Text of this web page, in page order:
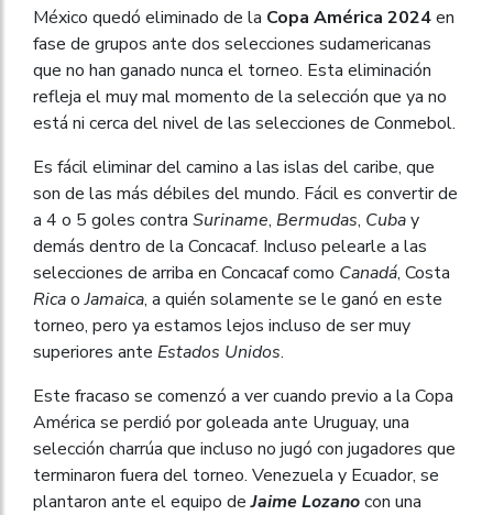
México quedó eliminado de la Copa América 2024en
fase de grupos ante dos selecciones sudamericanas
que no han ganado nunca el torneo. Esta eliminación
refleja el muy mal momento de la selección que ya no
está ni cerca del nivel de las selecciones de Conmebol.
Es fácil eliminar del camino a las islas del caribe, que
son de las más débiles del mundo. Fácil es convertir de
a 4 o 5 goles contra Suriname, Bermudas, Cubay
demás dentro de la Concacaf. Incluso pelearle a las
selecciones de arriba en Concacaf como Canadá, Costa
RicaoJamaica, a quién solamente se le ganó en este
torneo, pero ya estamos lejos incluso de ser muy
superiores ante Estados Unidos.
Este fracaso se comenzó a ver cuando previo a la Copa
América se perdió por goleada ante Uruguay, una
selección charrúa que incluso no jugó con jugadores que
terminaron fuera del torneo. Venezuela y Ecuador, se
plantaron ante el equipo deJaime Lozanocon una